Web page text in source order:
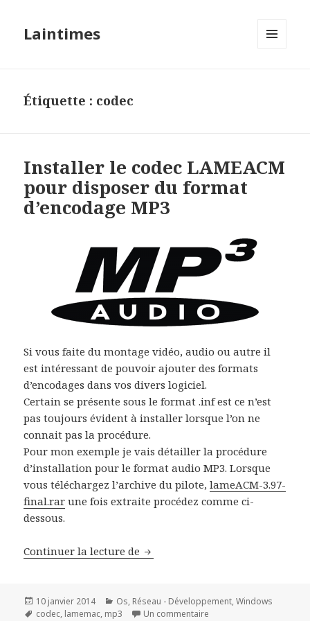
Laintimes
Étiquette : codec
Installer le codec LAMEACM
pour disposer du format
d’encodage MP3
Si vous faite du montage vidéo, audio ou autre il
est intéressant de pouvoir ajouter des formats
d’encodages dans vos divers logiciel.
Certain se présente sous le format .inf est ce n’est
pas toujours évident à installer lorsque l’on ne
connait pas la procédure.
Pour mon exemple je vais détailler la procédure
d’installation pour le format audio MP3. Lorsque
vous téléchargez l’archive du pilote,lameACM-3.97-
final.rar une fois extraite procédez comme ci-
dessous.
Continuer la lecture de Installer le codec LAMEACM
Publié
le
10 janvier 2014 Catégories
Os, Réseau - Développement,Windows
Mots-
codec, lamemac, mp3 Un commentaire